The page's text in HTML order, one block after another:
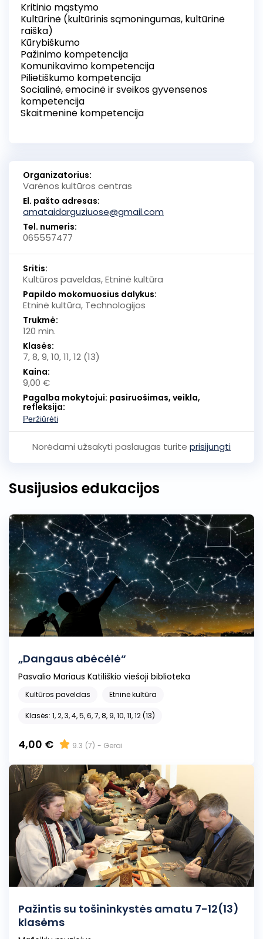
Kritinio mąstymo
Kultūrinė (kultūrinis sąmoningumas, kultūrinė
raiška)
Kūrybiškumo
Pažinimo kompetencija
Komunikavimo kompetencija
Pilietiškumo kompetencija
Socialinė, emocinė ir sveikos gyvensenos
kompetencija
Skaitmeninė kompetencija
Organizatorius:
Varėnos kultūros centras
El. pašto adresas:
amataidarguziuose@gmail.com
Tel. numeris:
065557477
Sritis:
Kultūros paveldas, Etninė kultūra
Papildo mokomuosius dalykus:
Etninė kultūra, Technologijos
Trukmė:
120 min.
Klasės:
7, 8, 9, 10, 11, 12 (13)
Kaina:
9,00 €
Pagalba mokytojui: pasiruošimas, veikla,
refleksija:
Peržiūrėti
Norėdami užsakyti paslaugas turite prisijungti
Susijusios edukacijos
„Dangaus abėcėlė“
Pasvalio Mariaus Katiliškio viešoji biblioteka
Kultūros paveldas Etninė kultūra
Klasės: 1, 2, 3, 4, 5, 6, 7, 8, 9, 10, 11, 12 (13)
4,00 € 9.3 (7) - Gerai
Pažintis su tošininkystės amatu 7-12(13)
klasėms